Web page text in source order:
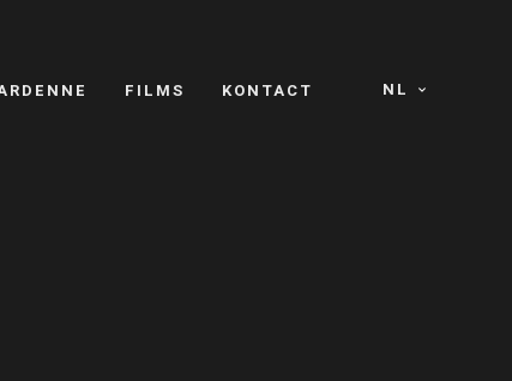
NL
FILMS KONTACT